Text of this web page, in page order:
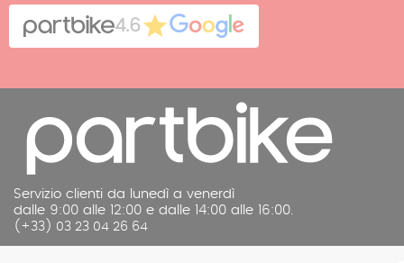
Contatto
Note legali
4.6
Servizio clienti da lunedì a venerdì
dalle 9:00 alle 12:00 e dalle 14:00 alle 16:00.
(+33) 03 23 04 26 64